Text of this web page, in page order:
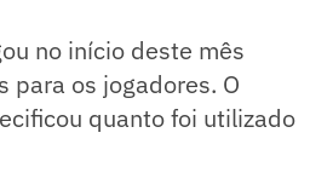
no início deste mês
para os jogadores. O
quanto foi utilizado